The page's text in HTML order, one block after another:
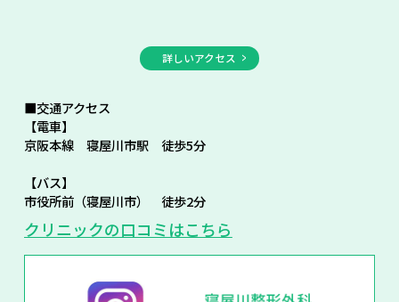
詳しいアクセス
■交通アクセス
【電車】
京阪本線 寝屋川市駅 徒歩5分
【バス】
市役所前（寝屋川市） 徒歩2分
クリニックの口コミはこちら